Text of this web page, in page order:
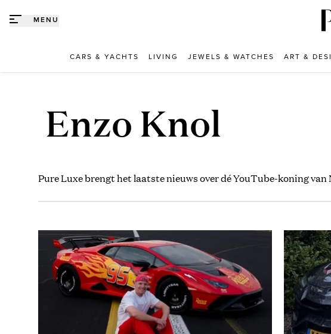
MENU
CARS & YACHTS LIVING JEWELS & WATCHES ART &
Enzo Knol
Pure Luxe brengt het laatste nieuws over dé YouTube-koning